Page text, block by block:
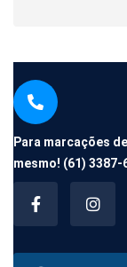
Para marcações
mesmo! (61) 3387-